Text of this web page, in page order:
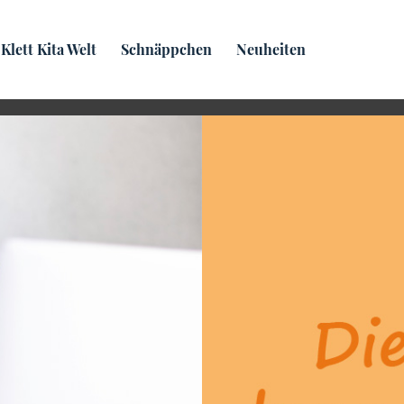
Klett Kita Welt Schnäppchen Neuheiten